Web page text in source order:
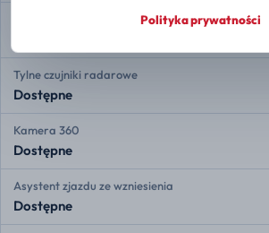
Przednie czujniki radarowe
Tylne czujniki radarowe
Dostępne
Kamera 360
Dostępne
Asystent zjazdu ze wzniesienia
Dostępne
Polityka prywatności